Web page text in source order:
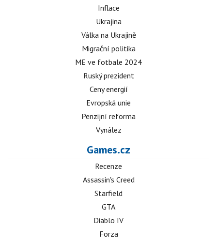
Inflace
Ukrajina
Válka na Ukrajině
Migrační politika
ME ve fotbale 2024
Ruský prezident
Ceny energií
Evropská unie
Penzijní reforma
Vynález
Games.cz
Recenze
Assassin's Creed
Starfield
GTA
Diablo IV
Forza